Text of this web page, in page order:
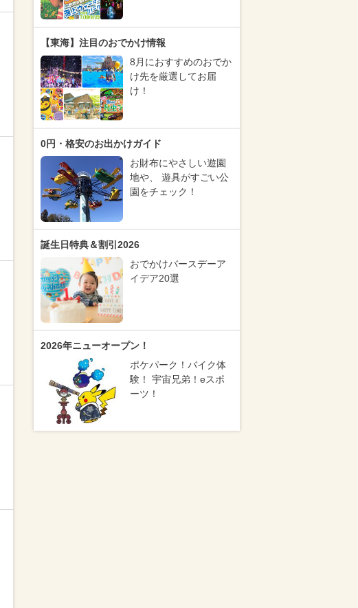
【東海】注目のおでかけ情報
8月におすすめのおでか
け先を厳選してお届
け！
0円・格安のお出かけガイド
お財布にやさしい遊園
地や、 遊具がすごい公
園をチェック！
誕生日特典＆割引2026
おでかけバースデーア
イデア20選
2026年ニューオープン！
ポケパーク！バイク体
験！ 宇宙兄弟！eスポ
ーツ！